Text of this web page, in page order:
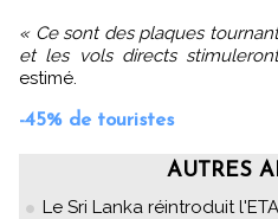
« Ce sont des plaques
et les vols directs
estimé.
-45% de touristes
AUTRES
Le Sri Lanka réintroduit l'ETA